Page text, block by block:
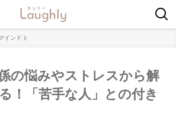
インド
の悩みやストレスから解
！「苦手な人」との付き